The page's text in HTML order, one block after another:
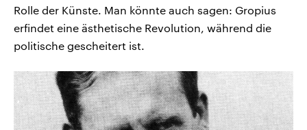
Rolle der Künste. Man könnte auch sagen: Gropius
erfindet eine ästhetische Revolution, während die
politische gescheitert ist.